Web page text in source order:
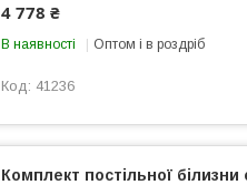
4 778 ₴
В наявності Оптом і в роздріб
41236
Комплект постільної